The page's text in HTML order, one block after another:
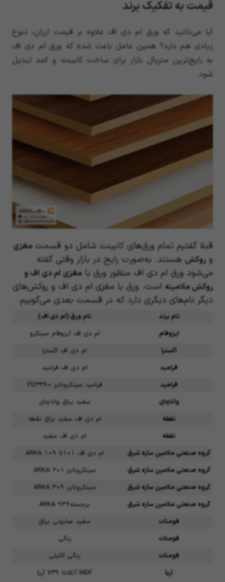
قیمت به تفکیک برند
آیا می‌دانید که ورق ام دی اف علاوه بر قیمت ارزان، تنوع
زیادی هم دارد؟ همین عامل باعث شده که ورق ام دی اف
به رایج‌ترین متریال بازار برای ساخت کابینت و کمد تبدیل
شود.
قبلا گفتیم تمام ورق‌های کابینت شامل دو قسمت مغزی
و روکش هستند. به‌صورت رایج در بازار وقتی گفته
می‌شود ورق ام دی اف منظور ورق با مغزی ام دی اف و
روکش ملامینه است. ورق با مغزی ام دی اف و روکش‌های
دیگر نام‌های دیگری دارد که در قسمت بعدی می‌گوییم.
نام برند نام ورق (ام دی اف)
ایزوفام
ام دی اف ایزوفام سینکرو
اکسترا
ام دی اف اکسترا
فرامید
ام دی اف فرامید
فرامید
فرامید سینکرونایز FD3380
واناچای
سفید براق واناچای
نقطه
ام دی اف سفید براق نقطه
نقطه
ام دی اف سفید
گروه صنعتی ملامین سازه شرق
ام دی اف 101تا 109 ARKA
گروه صنعتی ملامین سازه شرق
سینکرونایز 201 ARKA
گروه صنعتی ملامین سازه شرق
سینکرونایز 309 ARKA
گروه صنعتی ملامین سازه شرق
برجسته932 ARKA
فومنات
سفید صابونی براق
فومنات
رنگی
فومنات
رنگی اکلیلی
آریا
MDF آتلانتا 739 آریا